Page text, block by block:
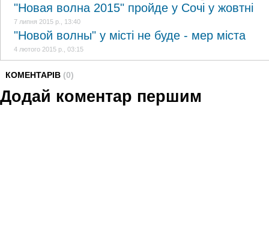
"Новая волна 2015" пройде у Сочі у жовтні
7 липня 2015 р., 13:40
"Новой волны" у місті не буде - мер міста
4 лютого 2015 р., 03:15
КОМЕНТАРІВ (0)
Додай коментар першим